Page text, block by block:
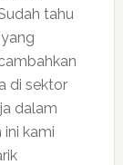
tahu
di sektor
dalam
kami